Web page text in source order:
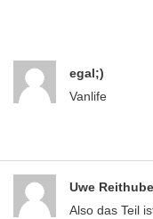
egal;)
Vanlife
Uwe
Also das Teil